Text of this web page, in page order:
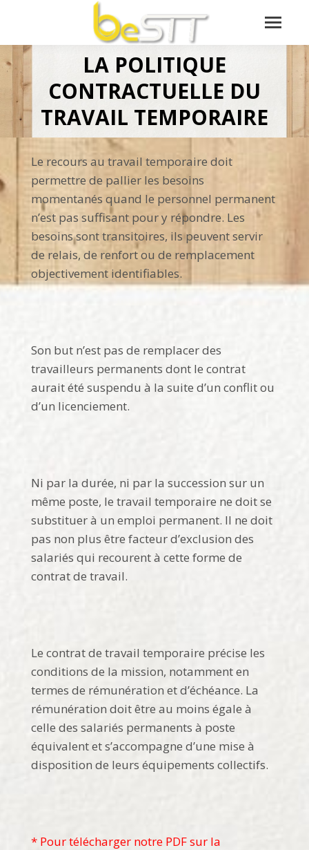
LA POLITIQUE
CONTRACTUELLE DU
TRAVAIL TEMPORAIRE
Vous êtes ici :
Le recours au travail temporaire doit
permettre de pallier les besoins
momentanés quand le personnel permanent
n’est pas suffisant pour y répondre. Les
besoins sont transitoires, ils peuvent servir
de relais, de renfort ou de remplacement
objectivement identifiables.
Son but n’est pas de remplacer des
travailleurs permanents dont le contrat
aurait été suspendu à la suite d’un conflit ou
d’un licenciement.
Ni par la durée, ni par la succession sur un
même poste, le travail temporaire ne doit se
substituer à un emploi permanent. Il ne doit
pas non plus être facteur d’exclusion des
salariés qui recourent à cette forme de
contrat de travail.
Le contrat de travail temporaire précise les
conditions de la mission, notamment en
termes de rémunération et d’échéance. La
rémunération doit être au moins égale à
celle des salariés permanents à poste
équivalent et s’accompagne d’une mise à
disposition de leurs équipements collectifs.
* Pour télécharger notre PDF sur la